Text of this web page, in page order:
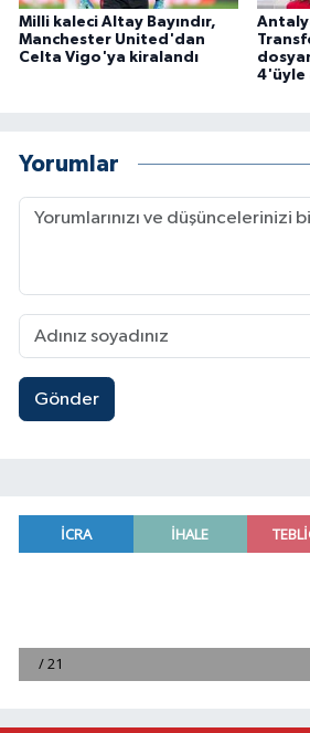
Milli kaleci Altay Bayındır,
Manchester United'dan
Celta Vigo'ya kiralandı
4'üyle
Yorumlar
Gönder
00:39 |
Mersin'de uyuşturucu